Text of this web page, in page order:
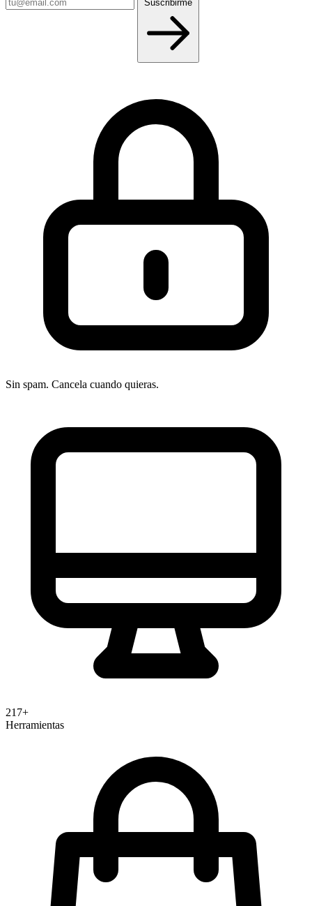
email
Suscribirme
Sin spam. Cancela cuando quieras.
217+
Herramientas